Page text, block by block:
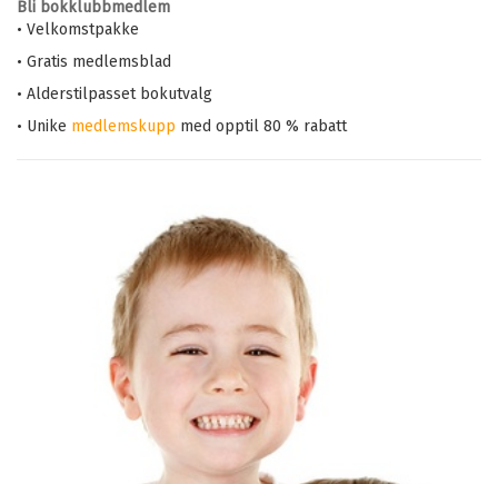
Bli bokklubbmedlem
• Velkomstpakke
• Gratis medlemsblad
• Alderstilpasset bokutvalg
• Unike medlemskupp med opptil 80 % rabatt